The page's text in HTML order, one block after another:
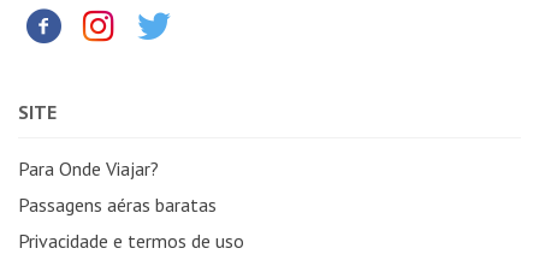
SITE
Para Onde Viajar?
Passagens aéras baratas
Privacidade e termos de uso